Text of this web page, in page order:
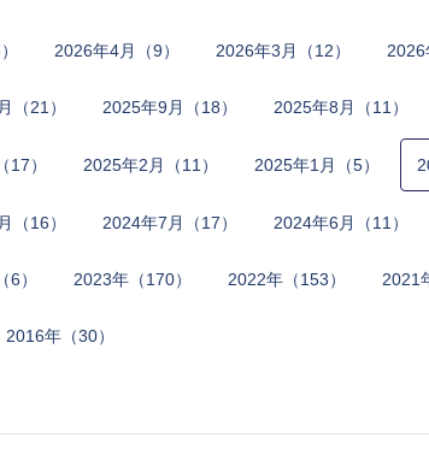
2​0​2​6​年4月​（9） 2​0​2​6​年3月​（12） 2​0​2​6​
（21） 2​0​2​5​年​9月​（18） 2​0​2​5​年8​月​（11）
17） 2​0​2​5​年​2月​（11） 2​0​2​5​年​1月​（5）
（16） 2​0​2​4​年​7月​（17） 2​0​2​4​年​6月​（11）
6） 2​0​2​3​年​（170） 2​0​2​2​年​（153） 2​0​2​1​
2​0​1​6​年​（30​）